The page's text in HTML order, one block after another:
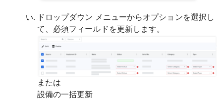
ドロップダウン メニューからオプションを選択し
て、必須フィールドを更新します。
または
設備の一括更新